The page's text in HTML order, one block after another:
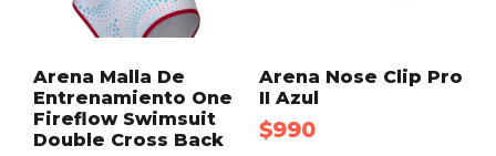
Arena Malla De
Entrenamiento One
Fireflow Swimsuit
Double Cross Back
Arena Nose Clip Pro
II Azul
$990